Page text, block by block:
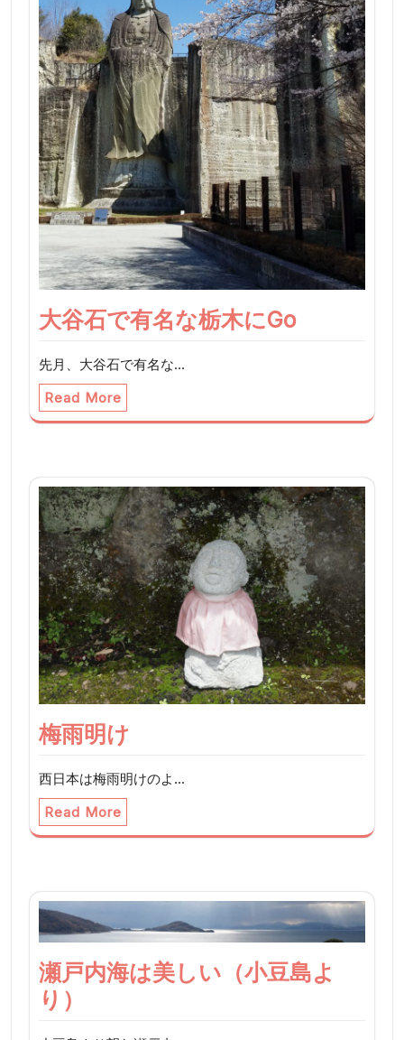
大谷石で有名な栃木にGo
先月、大谷石で有名な…
Read More
梅雨明け
西日本は梅雨明けのよ…
Read More
瀬戸内海は美しい（小豆島よ
り）